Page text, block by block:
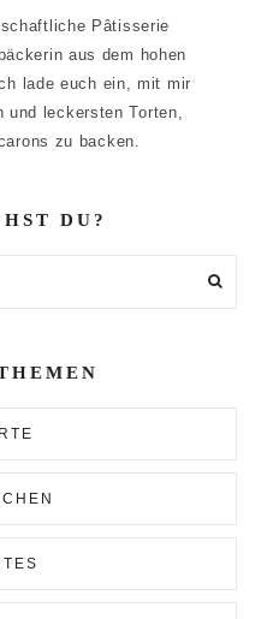
Pâtisserie
aus dem hohen
lade euch ein, mit mir
und leckersten Torten,
zu backen.
DU?